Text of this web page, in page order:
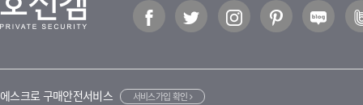
에스크로 구매안전서비스 서비스가입 확인